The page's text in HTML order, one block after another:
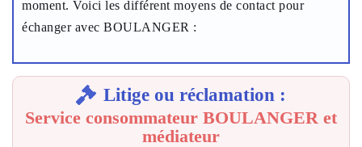
moment. Voici les différent moyens de contact pour
échanger avec BOULANGER :
Litige ou réclamation :
Service consommateur BOULANGER et
médiateur